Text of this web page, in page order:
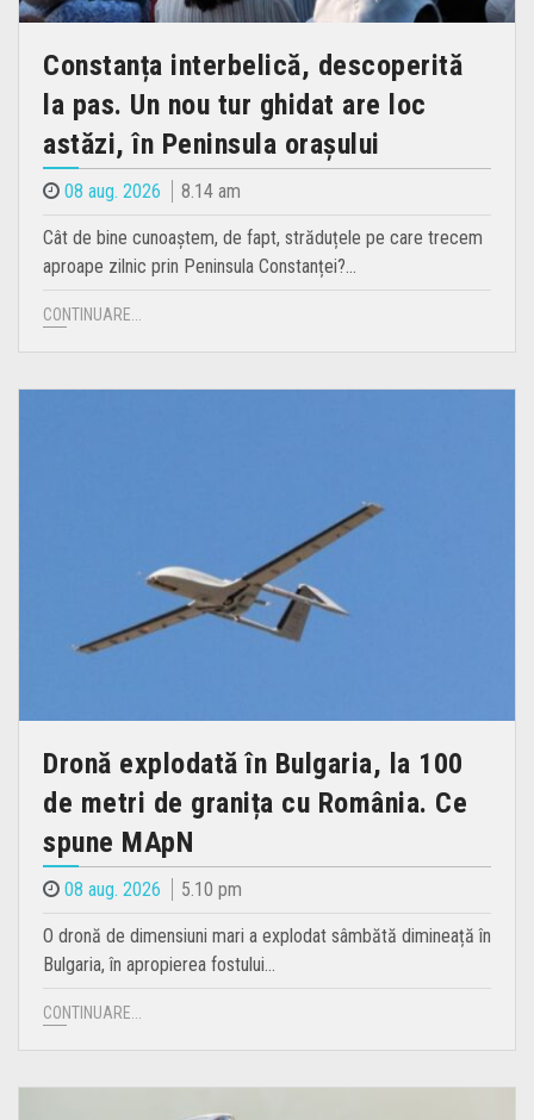
Constanța interbelică, descoperită
la pas. Un nou tur ghidat are loc
astăzi, în Peninsula orașului
08 aug. 2026 8.14 am
Cât de bine cunoaștem, de fapt, străduțele pe care trecem
aproape zilnic prin Peninsula Constanței?…
CONTINUARE...
Dronă explodată în Bulgaria, la 100
de metri de granița cu România. Ce
spune MApN
08 aug. 2026 5.10 pm
O dronă de dimensiuni mari a explodat sâmbătă dimineață în
Bulgaria, în apropierea fostului…
CONTINUARE...